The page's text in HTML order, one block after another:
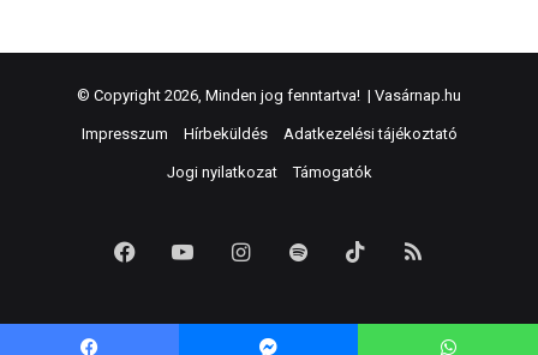
© Copyright 2026, Minden jog fenntartva! | Vasárnap.hu
Impresszum Hírbeküldés Adatkezelési tájékoztató
Jogi nyilatkozat Támogatók
FacebookYouTubeInstagram
Spotify TikTok